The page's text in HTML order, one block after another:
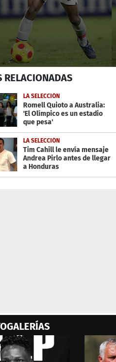
RELACIONADAS
LA SELECCIÓN
Romell Quioto a Australia:
'El Olímpico es un estadio
que pesa'
LA SELECCIÓN
Tim Cahill le envía mensaje
Andrea Pirlo antes de llegar
a Honduras